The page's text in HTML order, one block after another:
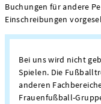
Buchungen für andere
Einschreibungen
Bei uns wird nicht
Spielen. Die
anderen
Frauenfußball-